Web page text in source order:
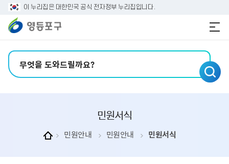
본문 바로가기
주메뉴 바로가기
이 누리집은 대한민국 공식 전자정부 누리집입니다.
민원서식
민원안내 민원안내 민원서식